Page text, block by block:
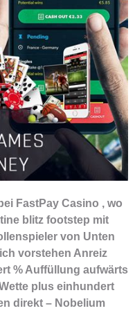
FastPay Casino , wo
blitz footstep mit
von Unten
vorstehen Anreiz
% Auffüllung aufwärts
plus einhundert
direkt – Nobelium